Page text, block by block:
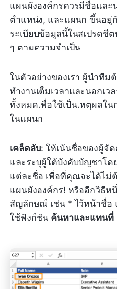
แผนผังองค์กรควรมีชื่อและ
ตำแหน่ง, และแผนก ขึ้นอยู่
ระเบียบข้อมูลนี้ในสเปรดชี
ๆ ตามความจำเป็น
ในตัวอย่างของเรา ผู้นำทีม
ทำงานเต็มเวลาและนอกเว
ทั้งหมดเพื่อใช้เป็นเหตุผลใ
ในแผนก
เคล็ดลับ: ให้เน้นชื่อของผู้จั
และระบุผู้ใต้บังคับบัญชาโด
แต่ละชื่อ เพื่อที่คุณจะได้ไม่
แผนผังองค์กร! หรืออีกวิธีห
สัญลักษณ์ เช่น * ไว้หน้าชื่อ
ใช้ฟังก์ชัน ค้นหาและแทนที่